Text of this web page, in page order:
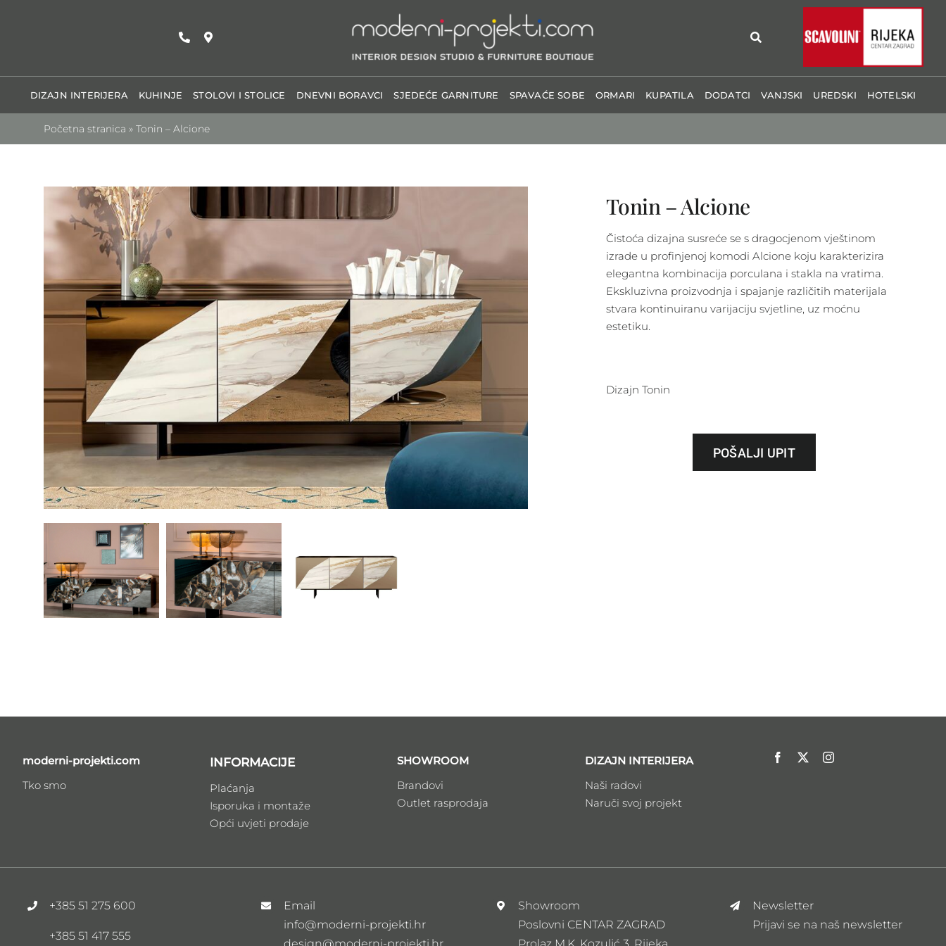
DIZAJN INTERIJERA KUHINJE STOLOVI I STOLICE DNEVNI BORAVCI SJEDEĆE GARNITURE SPAVAĆE SOBE ORMARI KUPATILA DODATCI VANJSKI UREDSKI HOTELSKI
Početna stranica » Tonin – Alcione
Tonin – Alcione
Čistoća dizajna susreće se s dragocjenom vještinom
izrade u profinjenoj komodi Alcione koju karakterizira
elegantna kombinacija porculana i stakla na vratima.
Ekskluzivna proizvodnja i spajanje različitih materijala
stvara kontinuiranu varijaciju svjetline, uz moćnu
estetiku.
Dizajn Tonin
POŠALJI UPIT
moderni-projekti.com
Tko smo
INFORMACIJE
Plaćanja
Isporuka i montaže
Opći uvjeti prodaje
SHOWROOM
Brandovi
Outlet rasprodaja
DIZAJN INTERIJERA
Naši radovi
Naruči svoj projekt
+385 51 275 600
+385 51 417 555
Email
info@moderni-projekti.hr
Showroom
Poslovni CENTAR ZAGRAD
Newsletter
Prijavi se na naš newsletter